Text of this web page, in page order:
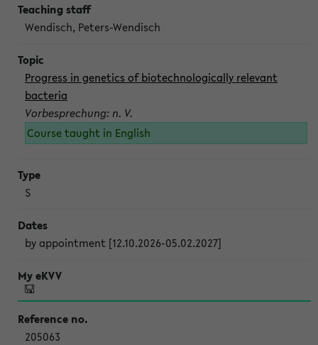
Wendisch, Peters-Wendisch
Progress in genetics of biotechnologically relevant
bacteria
Vorbesprechung: n. V.
Course taught in English
S
by appointment [12.10.2026-05.02.2027]
205063